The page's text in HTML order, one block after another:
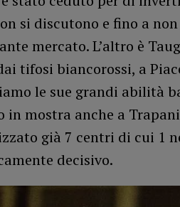
si discutono e fino a
mercato. L’altro è
tifosi biancorossi, a
le sue grandi abilità
in mostra anche a
già 7 centri di cui 1
decisivo.